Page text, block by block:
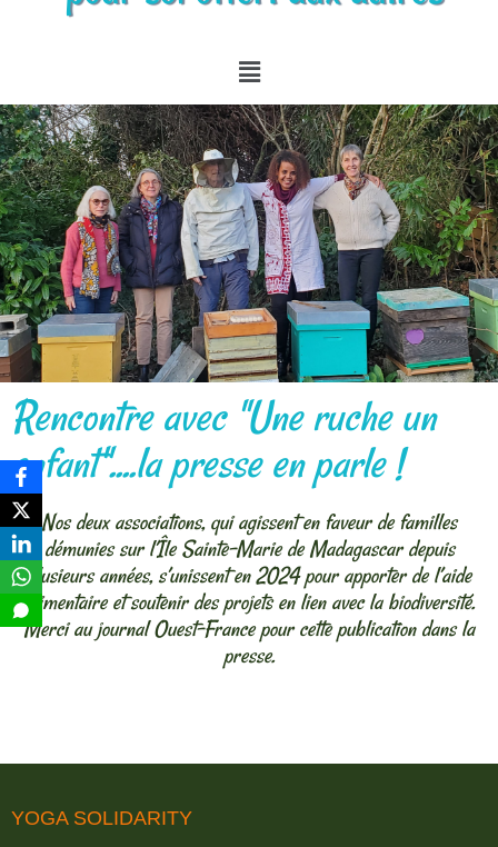
Rencontre avec "Une ruche un
enfant"....la presse en parle !
Nos deux associations, qui agissent en faveur de familles
démunies sur l’Île Sainte-Marie de Madagascar depuis
plusieurs années, s’unissent en 2024 pour apporter de l’aide
alimentaire et soutenir des projets en lien avec la biodiversité.
Merci au journal Ouest-France pour cette publication dans la
presse.
YOGA SOLIDARITY